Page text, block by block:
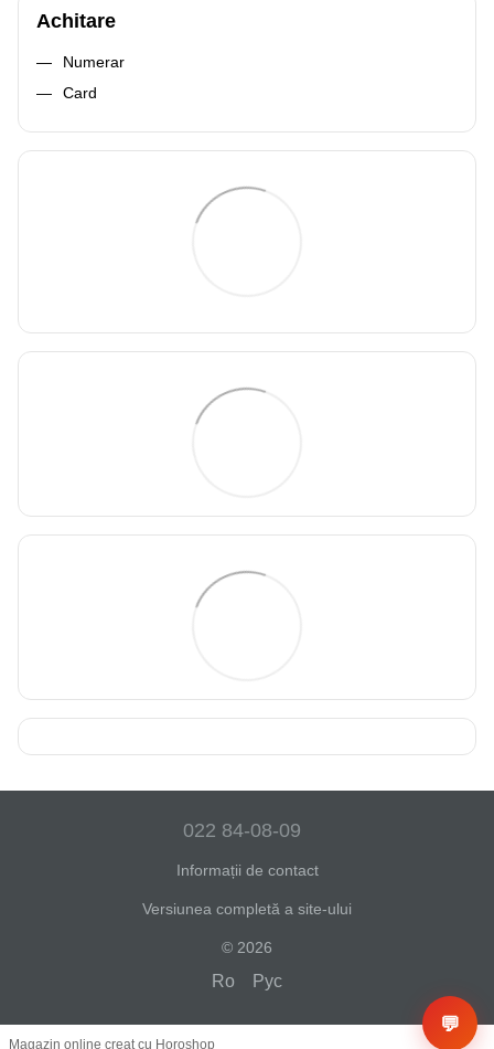
Achitare
Numerar
Card
022 84-08-09
Informații de contact
Versiunea completă a site-ului
© 2026
Ro Рус
Magazin online creat cu Horoshop
💬